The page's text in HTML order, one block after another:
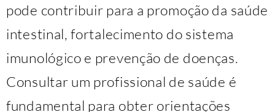
pode contribuir para a promoção da saúde
intestinal, fortalecimento do sistema
imunológico e prevenção de doenças.
Consultar um profissional de saúde é
fundamental para obter orientações